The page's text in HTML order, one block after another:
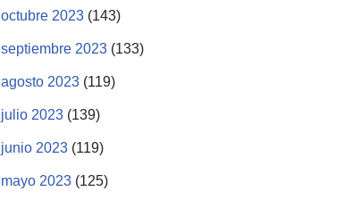
octubre 2023 (143)
septiembre 2023 (133)
agosto 2023 (119)
julio 2023 (139)
junio 2023 (119)
mayo 2023 (125)